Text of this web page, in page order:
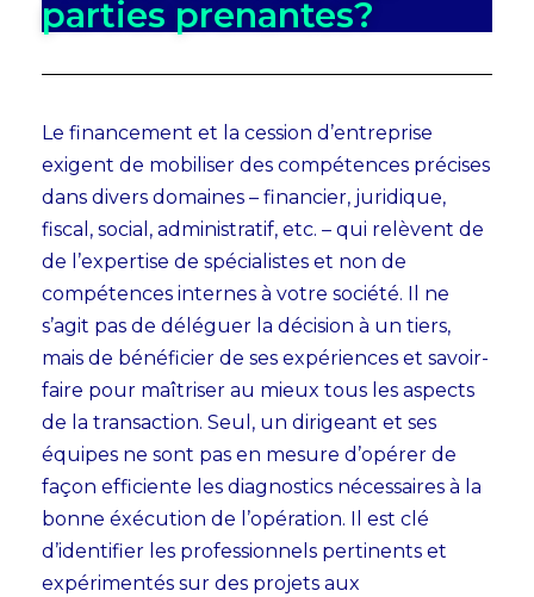
parties prenantes?
Le financement et la cession d’entreprise
exigent de mobiliser des compétences précises
dans divers domaines – financier, juridique,
fiscal, social, administratif, etc. – qui relèvent de
de l’expertise de spécialistes et non de
compétences internes à votre société. Il ne
s’agit pas de déléguer la décision à un tiers,
mais de bénéficier de ses expériences et savoir-
faire pour maîtriser au mieux tous les aspects
de la transaction. Seul, un dirigeant et ses
équipes ne sont pas en mesure d’opérer de
façon efficiente les diagnostics nécessaires à la
bonne éxécution de l’opération. Il est clé
d’identifier les professionnels pertinents et
expérimentés sur des projets aux